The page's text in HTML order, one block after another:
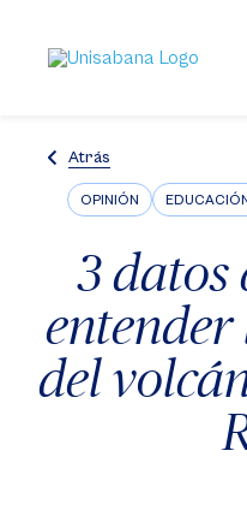
contenido
principal
Atrás
OPINIÓN
3 datos
del